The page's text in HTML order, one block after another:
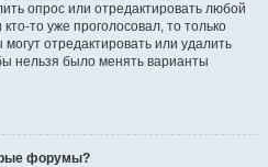
опрос или отредактировать любой
то уже проголосовал, то только
отредактировать или удалить
нельзя было менять варианты
форумы?